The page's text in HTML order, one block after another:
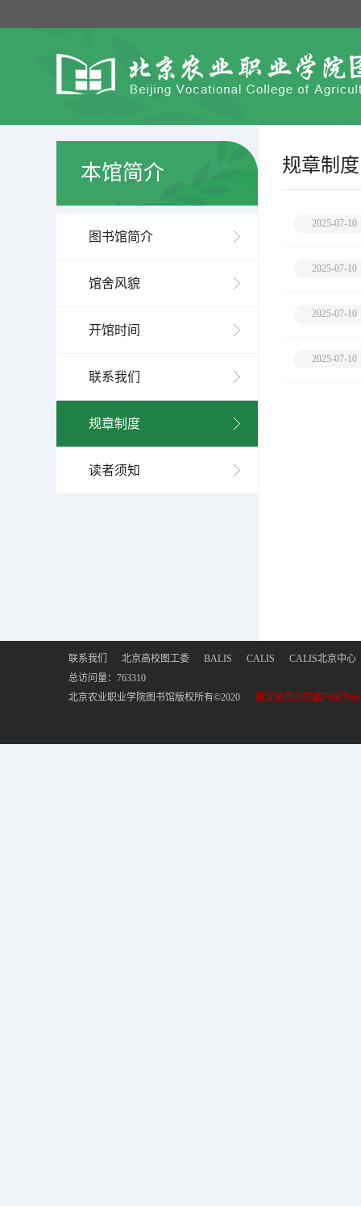
本馆简介
图书馆简介
馆舍风貌
开馆时间
联系我们
规章制度
读者须知
规章制度
2025-07-10
2025-07-10
2025-07-10
2025-07-10
联系我们 北京高校图工委 BALIS CALIS
CALIS北京中心
总访问量： 763310
北京农业职业学院图书馆版权所有©2020 建议使用浏览器内核为